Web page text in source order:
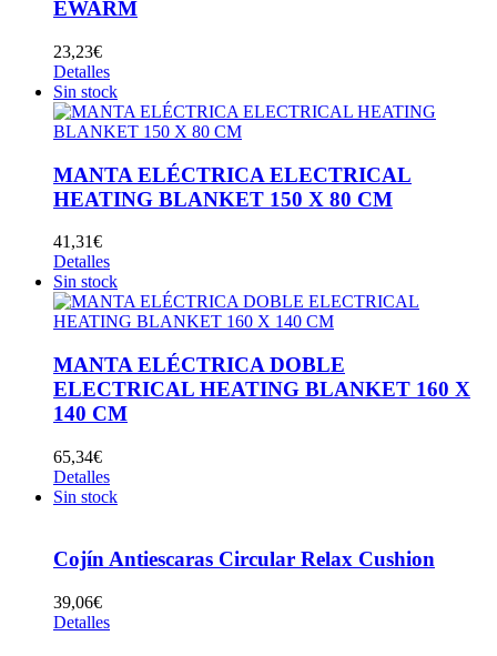
EWARM
23,23€
Detalles
Sin stock
MANTA ELÉCTRICA ELECTRICAL
HEATING BLANKET 150 X 80 CM
41,31€
Detalles
Sin stock
MANTA ELÉCTRICA DOBLE
ELECTRICAL HEATING BLANKET 160 X
140 CM
65,34€
Detalles
Sin stock
Cojín Antiescaras Circular Relax Cushion
39,06€
Detalles